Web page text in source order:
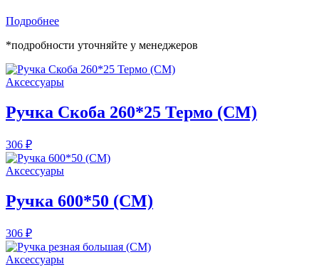
Подробнее
*подробности уточняйте у менеджеров
Аксессуары
Ручка Скоба 260*25 Термо (СМ)
306 ₽
Аксессуары
Ручка 600*50 (СМ)
306 ₽
Аксессуары